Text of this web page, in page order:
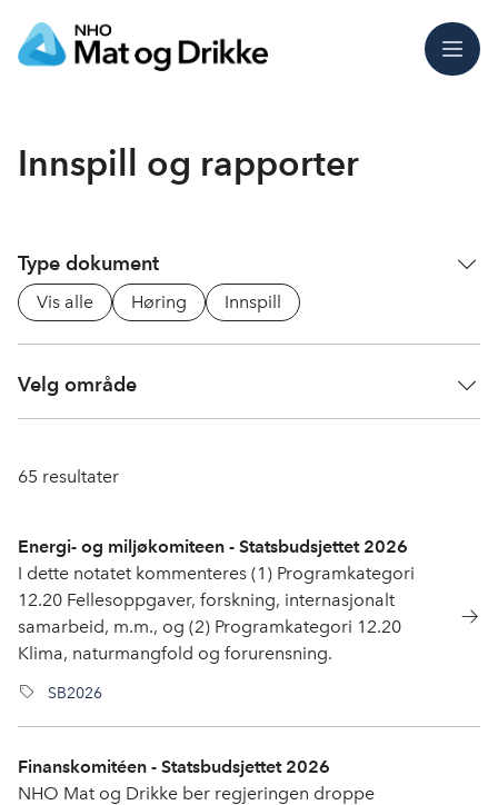
Meny
Innspill og rapporter
Type dokument
Vis alle Høring Innspill
Velg område
65 resultater
Energi- og miljøkomiteen - Statsbudsjettet 2026
I dette notatet kommenteres (1) Programkategori
12.20 Fellesoppgaver, forskning, internasjonalt
samarbeid, m.m., og (2) Programkategori 12.20
Klima, naturmangfold og forurensning.
SB2026
Finanskomitéen - Statsbudsjettet 2026
NHO Mat og Drikke ber regjeringen droppe